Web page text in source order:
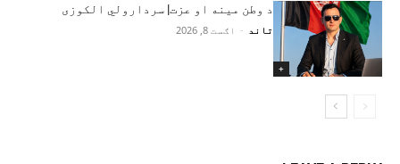
+
د وطن مینه او عزت| سردارولي الکوزی
تاند - اګست 8, 2026